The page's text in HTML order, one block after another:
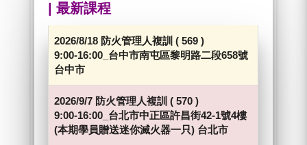
| 最新課程
2026/8/18 防火管理人複訓 ( 569 )
9:00-16:00_台中市南屯區黎明路二段658號
台中市
2026/9/7 防火管理人複訓 ( 570 )
9:00-16:00_台北市中正區許昌街42-1號4樓
(本期學員贈送迷你滅火器一只) 台北市